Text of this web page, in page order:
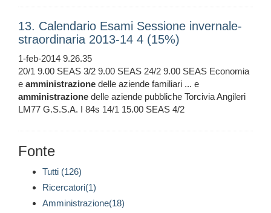
13. Calendario Esami Sessione invernale-
straordinaria 2013-14 4 (15%)
1-feb-2014 9.26.35
20/1 9.00 SEAS 3/2 9.00 SEAS 24/2 9.00 SEAS Economia
e amministrazione delle aziende familiari ... e
amministrazione delle aziende pubbliche Torcivia Angileri
LM77 G.S.S.A. I 84s 14/1 15.00 SEAS 4/2
Fonte
Tutti (126)
Ricercatori(1)
Amministrazione(18)